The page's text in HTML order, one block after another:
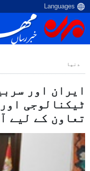
دنیا
ایران اور
ٹیکنالوجی
تعاون کے لیے